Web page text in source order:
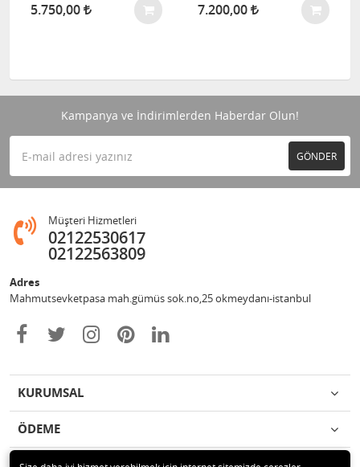
5.750,00 7.200,00
Kampanya ve İndirimlerden Haberdar Olun!
GÖNDER
Müşteri Hizmetleri
02122530617
02122563809
Adres
Mahmutsevketpasa mah.gümüs sok.no,25 okmeydanı-istanbul
KURUMSAL
ÖDEME